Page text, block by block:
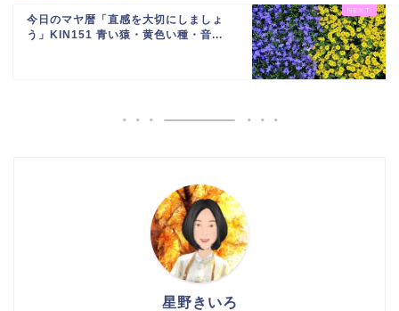
今日のマヤ暦「直感を大切にしましょ
う」KIN151 青い猿・黄色い種・音...
星野きいろ